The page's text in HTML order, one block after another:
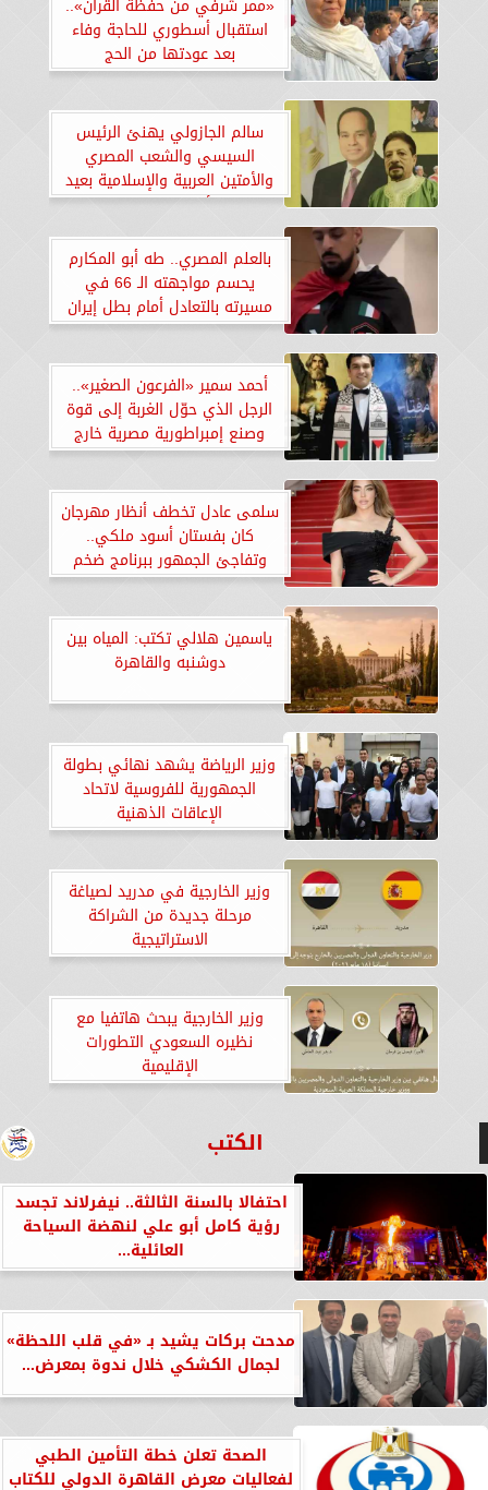
«ممر شرفي من حفظة القرآن»..
استقبال أسطوري للحاجة وفاء
بعد عودتها من الحج
سالم الجازولي يهنئ الرئيس
السيسي والشعب المصري
والأمتين العربية والإسلامية بعيد
الأضحى المبارك
بالعلم المصري.. طه أبو المكارم
يحسم مواجهته الـ 66 في
مسيرته بالتعادل أمام بطل إيران
أحمد سمير «الفرعون الصغير»..
الرجل الذي حوّل الغربة إلى قوة
وصنع إمبراطورية مصرية خارج
الحدود
سلمى عادل تخطف أنظار مهرجان
كان بفستان أسود ملكي..
وتفاجئ الجمهور ببرنامج ضخم
جديد على النهار
ياسمين هلالي تكتب: المياه بين
دوشنبه والقاهرة
وزير الرياضة يشهد نهائي بطولة
الجمهورية للفروسية لاتحاد
الإعاقات الذهنية
​وزير الخارجية في مدريد لصياغة
مرحلة جديدة من الشراكة
الاستراتيجية
وزير الخارجية يبحث هاتفيا مع
نظيره السعودي التطورات
الإقليمية
الكتب
احتفالا بالسنة الثالثة.. نيفرلاند تجسد
رؤية كامل أبو علي لنهضة السياحة
العائلية...
مدحت بركات يشيد بـ «في قلب اللحظة»
لجمال الكشكي خلال ندوة بمعرض...
الصحة تعلن خطة التأمين الطبي
لفعاليات معرض القاهرة الدولي للكتاب